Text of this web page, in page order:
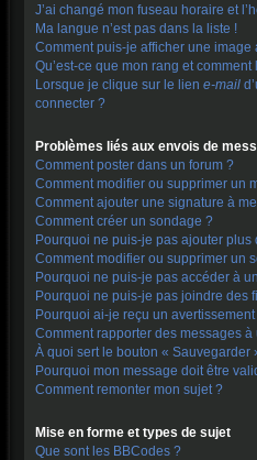
J’ai changé mon fuseau horaire et
Ma langue n’est pas dans la liste !
Comment puis-je afficher une image
Qu’est-ce que mon rang et comment
Lorsque je clique sur le lien e-mail
connecter ?
Problèmes liés aux envois de
Comment poster dans un forum ?
Comment modifier ou supprimer un
Comment ajouter une signature à
Comment créer un sondage ?
Pourquoi ne puis-je pas ajouter plus
Comment modifier ou supprimer un
Pourquoi ne puis-je pas accéder à
Pourquoi ne puis-je pas joindre des
Pourquoi ai-je reçu un avertissement
Comment rapporter des messages
À quoi sert le bouton «
Pourquoi mon message doit être
Comment remonter mon sujet ?
Mise en forme et types de sujet
Que sont les BBCodes ?